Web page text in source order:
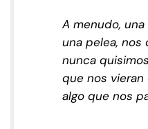
A menudo,
una pelea,
nunca
que nos
algo que nos